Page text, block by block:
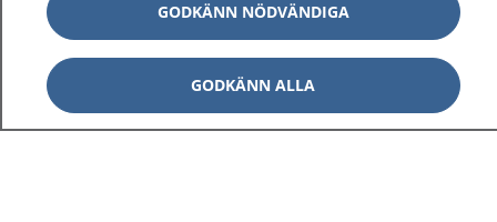
GODKÄNN NÖDVÄNDIGA
GODKÄNN ALLA